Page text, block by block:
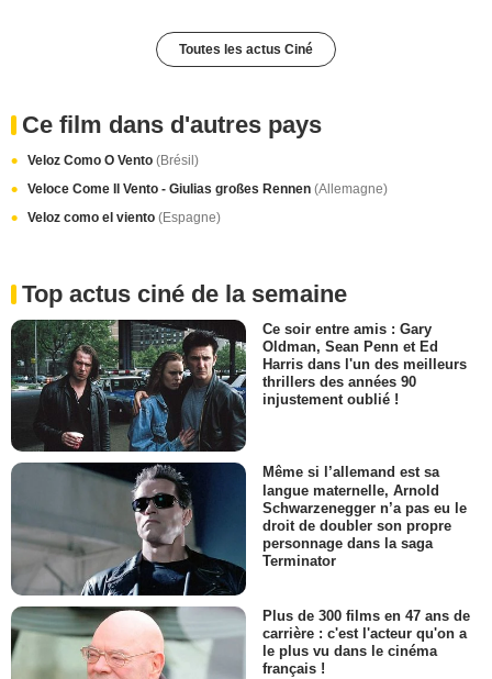
Toutes les actus Ciné
Ce film dans d'autres pays
Veloz Como O Vento (Brésil)
Veloce Come Il Vento - Giulias großes Rennen (Allemagne)
Veloz como el viento (Espagne)
Top actus ciné de la semaine
Ce soir entre amis : Gary
Oldman, Sean Penn et Ed
Harris dans l'un des meilleurs
thrillers des années 90
injustement oublié !
Même si l’allemand est sa
langue maternelle, Arnold
Schwarzenegger n’a pas eu le
droit de doubler son propre
personnage dans la saga
Terminator
Plus de 300 films en 47 ans de
carrière : c'est l'acteur qu'on a
le plus vu dans le cinéma
français !